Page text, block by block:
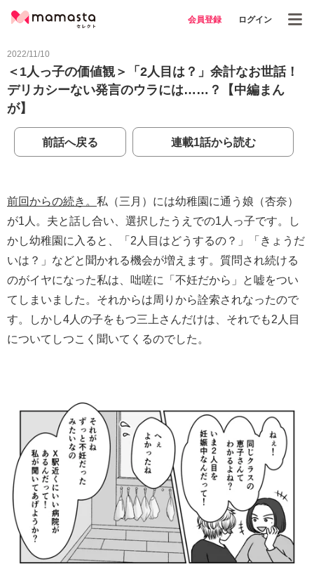
会員登録 ログイン
2022/11/10
＜1人っ子の価値観＞「2人目は？」余計なお世話！
デリカシーない発言のウラには……？【中編まん
が】
前話へ戻る 連載1話から読む
前回からの続き。 私（三月）には幼稚園に通う娘（杏奈）
が1人。夫と話し合い、選択したうえでの1人っ子です。し
かし幼稚園に入ると、「2人目はどうするの？」「きょうだ
いは？」などと聞かれる機会が増えます。質問され続ける
のがイヤになった私は、咄嗟に「不妊だから」と嘘をつい
てしまいました。それからは周りから詮索されなったので
す。しかし4人の子をもつ三上さんだけは、それでも2人目
についてしつこく聞いてくるのでした。